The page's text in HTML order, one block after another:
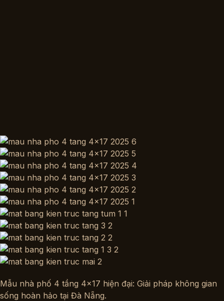
Mẫu nhà phố 4 tầng 4×17 hiện đại: Giải pháp không gian
sống hoàn hảo tại Đà Nẵng.